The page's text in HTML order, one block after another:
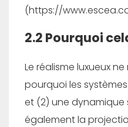
(https://
2.2 Pourquoi
Le réalisme luxueux
pourquoi les
et (2) une dynamique
également la